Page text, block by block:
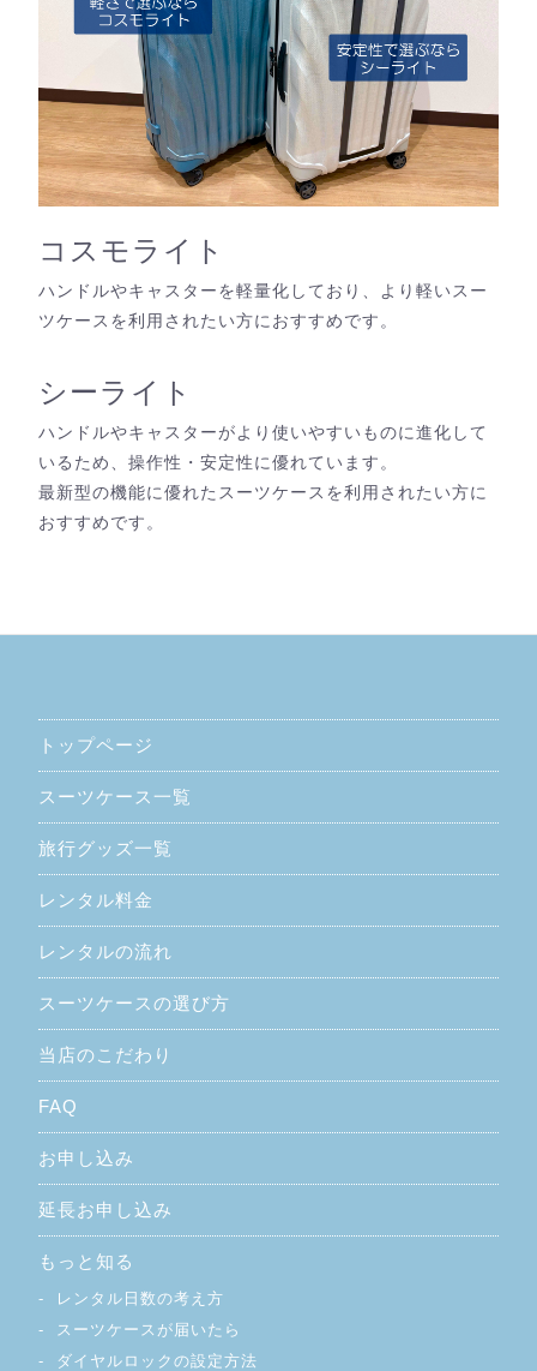
コスモライト
ハンドルやキャスターを軽量化しており、より軽いスー
ツケースを利用されたい方におすすめです。
シーライト
ハンドルやキャスターがより使いやすいものに進化して
いるため、操作性・安定性に優れています。
最新型の機能に優れたスーツケースを利用されたい方に
おすすめです。
トップページ
スーツケース一覧
旅行グッズ一覧
レンタル料金
レンタルの流れ
スーツケースの選び方
当店のこだわり
FAQ
お申し込み
延長お申し込み
もっと知る
レンタル日数の考え方
スーツケースが届いたら
ダイヤルロックの設定方法